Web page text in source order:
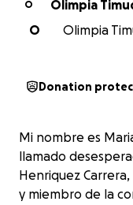
O
Olimpia
O
Olimpia
Donation
Mi nombre es
llamado
Henriquez
y miembro de la